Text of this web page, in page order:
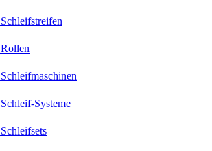
Schleifstreifen
Rollen
Schleifmaschinen
Schleif-Systeme
Schleifsets